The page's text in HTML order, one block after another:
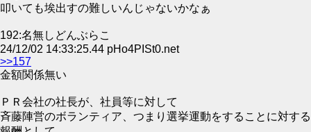
叩いても埃出すの難しいんじゃないかなぁ
192:名無しどんぶらこ
24/12/02 14:33:25.44 pHo4PISt0.net
>>157
金額関係無い
ＰＲ会社の社長が、社員等に対して
斉藤陣営のボランティア、つまり選挙運動をすることに対する